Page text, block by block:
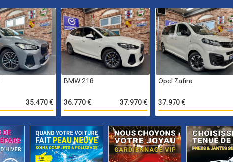
35.470 €
BMW 218
37.970 €
36.770 €
Opel Zafira
37.970 €